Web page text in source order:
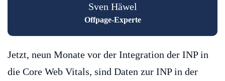
Sven Häwel
Offpage-Experte
Jetzt, neun Monate vor der Integration der INP in
die Core Web Vitals, sind Daten zur INP in der